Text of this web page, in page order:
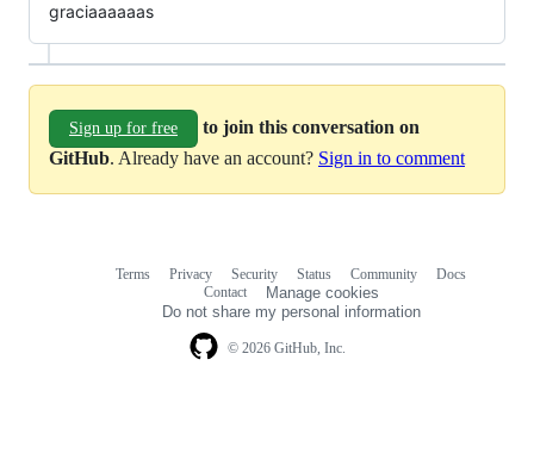
graciaaaaaas
Sign up for free
to join this conversation on
GitHub. Already have an account? Sign in to comment
© 2026 GitHub, Inc.
Terms Privacy Security Status Community
Docs
Contact
Manage cookies
Do not share my personal information